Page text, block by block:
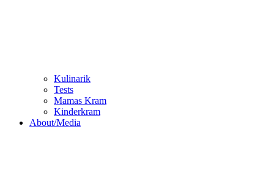
Kulinarik
Tests
Mamas Kram
Kinderkram
About/Media